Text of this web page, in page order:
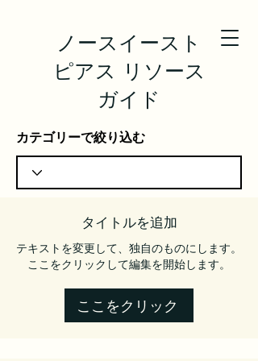
ノースイースト
ピアス リソース
ガイド
カテゴリーで絞り込む
タイトルを追加
テキストを変更して、独自のものにします。
ここをクリックして編集を開始します。
ここをクリック